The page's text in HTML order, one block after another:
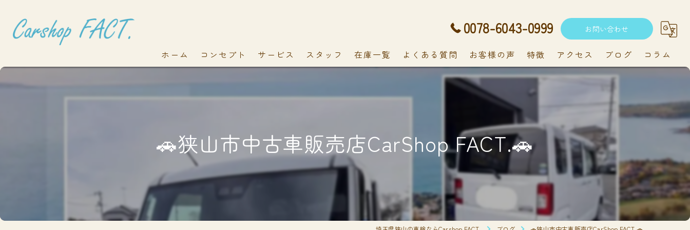
0078-6043-0999 お問い合わせ
ホーム コンセプト サービス スタッフ 在庫一覧 よくある質問 お客様の声 特徴
持ち込み
メンテナンス
アクセス ブログ コラム
🚗狭山市中古車販売店CarShop FACT.🚗